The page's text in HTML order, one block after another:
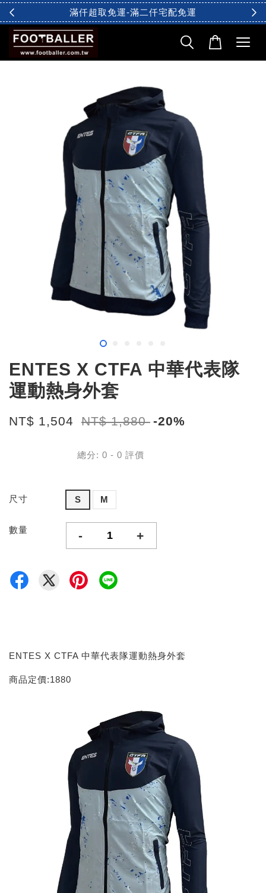
滿仟超取免運-滿二仟宅配免運
ENTES X CTFA 中華代表隊
運動熱身外套
NT$ 1,504 NT$ 1,880 -20%
總分: 0 - 0 評價
尺寸 S M
數量 - +
ENTES X CTFA 中華代表隊運動熱身外套
商品定價:1880